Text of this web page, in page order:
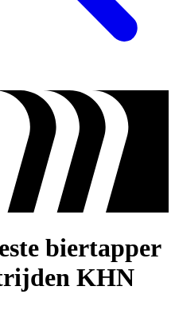
biertapper
KHN